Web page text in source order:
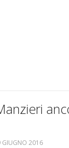
GIUGNO 2016